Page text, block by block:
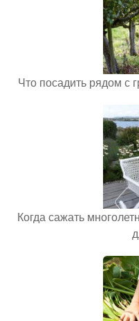
Что посадить рядом с
Когда сажать